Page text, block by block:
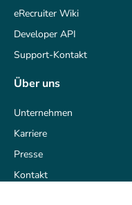
eRecruiter Wiki
Developer API
Support-Kontakt
Über uns
Unternehmen
Karriere
Presse
Kontakt